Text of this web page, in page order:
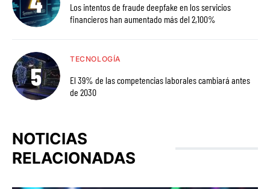
Los intentos de fraude deepfake en los servicios
financieros han aumentado más del 2,100%
TECNOLOGÍA
El 39% de las competencias laborales cambiará antes
de 2030
NOTICIAS
RELACIONADAS